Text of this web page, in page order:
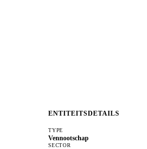
ENTITEITSDETAILS
TYPE
Vennootschap
SECTOR